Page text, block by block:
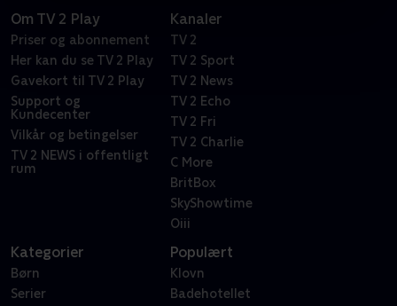
Om TV 2 Play
Priser og abonnement
Her kan du se TV 2 Play
Gavekort til TV 2 Play
Support og
Kundecenter
Vilkår og betingelser
TV 2 NEWS i offentligt
rum
Kanaler
TV 2
TV 2 Sport
TV 2 News
TV 2 Echo
TV 2 Fri
TV 2 Charlie
C More
BritBox
SkyShowtime
Oiii
Kategorier
Børn
Serier
Populært
Klovn
Badehotellet